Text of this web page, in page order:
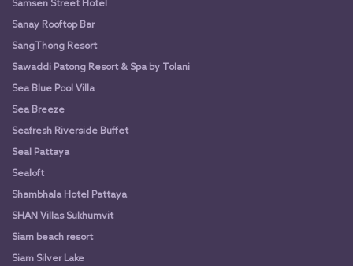
Samsen Street Hotel
Sanay Rooftop Bar
SangThong Resort
Sawaddi Patong Resort & Spa by Tolani
Sea Blue Pool Villa
Sea Breeze
Seafresh Riverside Buffet
Seal Pattaya
Sealoft
Shambhala Hotel Pattaya
SHAN Villas Sukhumvit
Siam beach resort
Siam Silver Lake